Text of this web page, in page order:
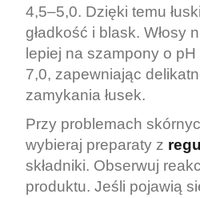
4,5–5,0. Dzięki temu
gładkość i blask. Włosy
lepiej na szampony o
7,0, zapewniając
zamykania łusek.
Przy problemach
wybieraj preparaty z
składniki. Obserwuj
produktu. Jeśli pojawią